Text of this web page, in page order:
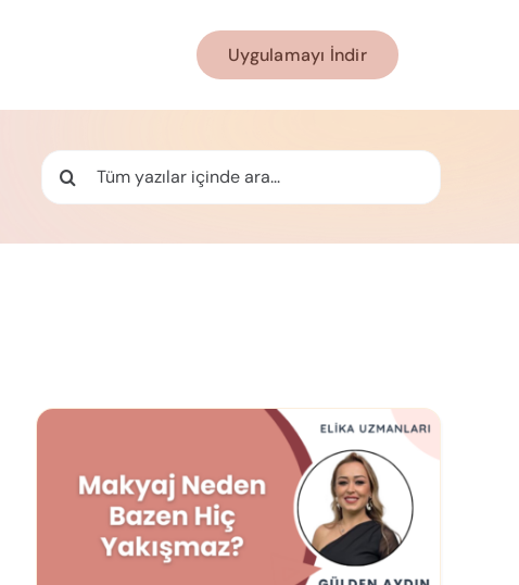
Uygulamayı İndir
Ara: